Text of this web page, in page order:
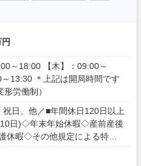
～18:00 【木】：09:00～
13:30 ＊上記は開局時間です
形労働制）
祝日、他／■年間休日120日以上
日)◇年末年始休暇◇産前産後
暇◇その他規定による特別